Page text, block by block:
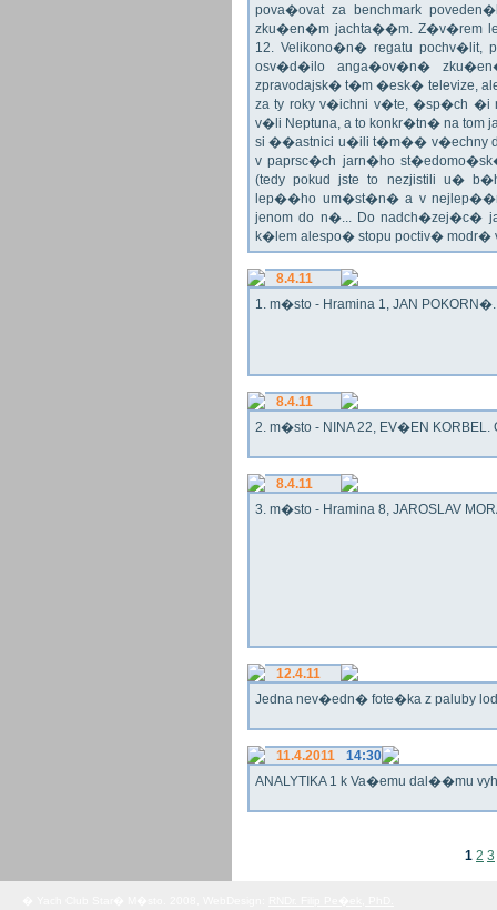
pova�ovat za benchmark
zku�en�m jachta��m. Z�v�rem
12. Velikono�n� regatu
osv�d�ilo anga�ov�n�
zpravodajsk� t�m �esk� televize,
za ty roky v�ichni v�te, �sp�ch
v�li Neptuna, a to konkr�tn� na tom
si ��astnici u�ili t�m�� v�echny
v paprsc�ch jarn�ho
(tedy pokud jste to nezjistili u�
lep��ho um�st�n� a v
jenom do n�... Do nadch�zej�c�
k�lem alespo� stopu poctiv�
8.4.11
1. m�sto - Hramina 1, JAN
8.4.11
2. m�sto - NINA 22, EV�EN KORBEL.
8.4.11
3. m�sto - Hramina 8, JAROSLAV
12.4.11
Jedna nev�edn� fote�ka z paluby
11.4.2011
14:30
ANALYTIKA 1 k Va�emu dal��mu
1 2 3